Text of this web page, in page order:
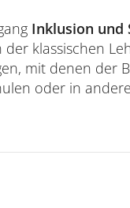
Inklusion und
klassischen
mit denen der
oder in